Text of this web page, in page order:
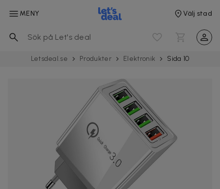
MENY Välj stad
Letsdeal.se Produkter Elektronik Sida 10